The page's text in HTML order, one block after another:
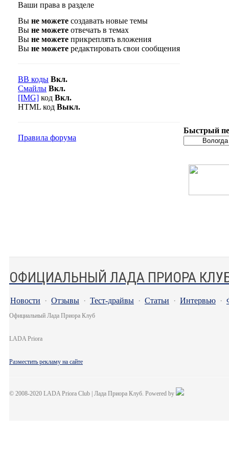
Ваши права в разделе
Вы не можете создавать новые темы
Вы не можете отвечать в темах
Вы не можете прикреплять вложения
Вы не можете редактировать свои сообщения
BB коды Вкл.
Смайлы Вкл.
[IMG] код Вкл.
HTML код Выкл.
Правила форума
Быстрый
ОФИЦИАЛЬНЫЙ ЛАДА ПРИОРА
Новости · Отзывы · Тест-драйвы · Статьи · Интервью ·
Официальный Лада Приора Клуб
LADA Priora
Разместить рекламу на сайте
© 2008-2020 LADA Priora Club | Лада Приора Клуб. Powered by